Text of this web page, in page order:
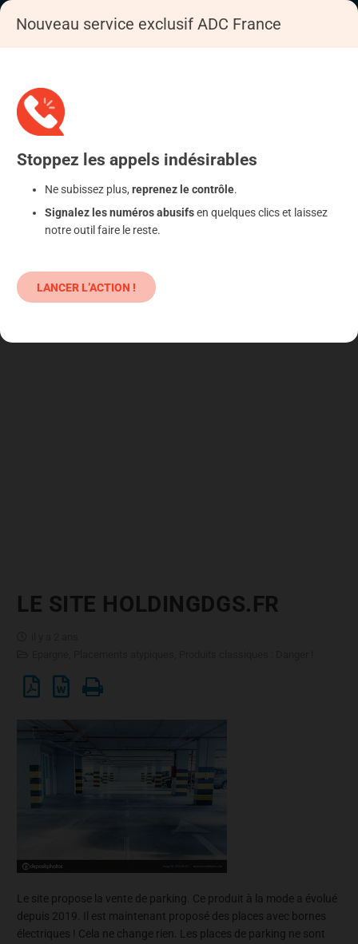
LE SITE HOLDINGDGS.FR
Le site propose la vente de parking. Ce produit à la mode a évolué
depuis 2019. Il est maintenant proposé des places avec bornes
électriques ! Cela ne change rien. Les places de parking ne sont
Nouveau service exclusif ADC France
Stoppez les appels indésirables
Ne subissez plus, reprenez le contrôle.
Signalez les numéros abusifsen quelques clics et laissez
notre outil faire le reste.
LANCER L’ACTION !